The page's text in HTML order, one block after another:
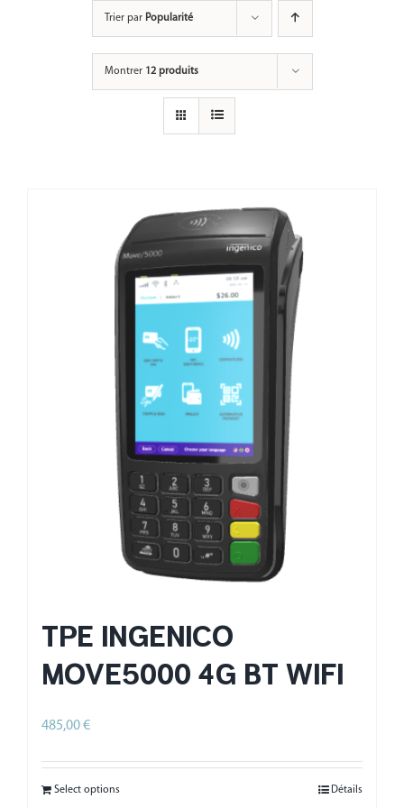
Trier par Popularité
Montrer 12 produits
TPE INGENICO
MOVE5000 4G BT WIFI
485,00€
Select options Détails